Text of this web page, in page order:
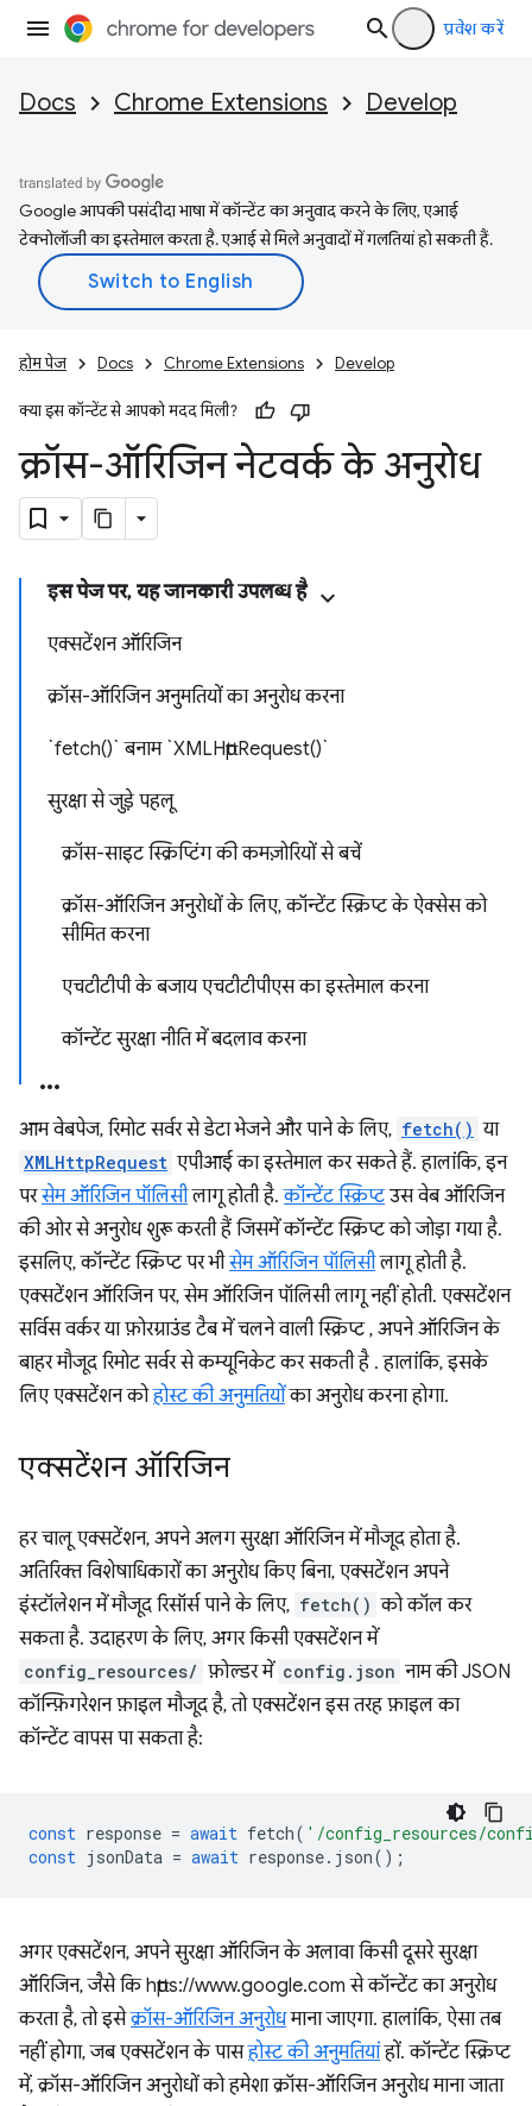
प्रवेश करें
Docs Chrome Extensions Develop
Google आपकी पसंदीदा भाषा में कॉन्टेंट का अनुवाद करने के लिए, एआई
टेक्नोलॉजी का इस्तेमाल करता है. एआई से मिले अनुवादों में गलतियां हो सकती हैं.
होम पेज Docs Chrome Extensions Develop
क्या इस कॉन्टेंट से आपको मदद मिली?
क्रॉस-ऑरिजिन नेटवर्क के अनुरोध
इस पेज पर, यह जानकारी उपलब्ध है
एक्सटेंशन ऑरिजिन
क्रॉस-ऑरिजिन अनुमतियों का अनुरोध करना
`fetch()` बनाम `XMLHttpRequest()`
सुरक्षा से जुड़े पहलू
क्रॉस-साइट स्क्रिप्टिंग की कमज़ोरियों से बचें
क्रॉस-ऑरिजिन अनुरोधों के लिए, कॉन्टेंट स्क्रिप्ट के ऐक्सेस को
सीमित करना
एचटीटीपी के बजाय एचटीटीपीएस का इस्तेमाल करना
कॉन्टेंट सुरक्षा नीति में बदलाव करना
आम वेबपेज, रिमोट सर्वर से डेटा भेजने और पाने के लिए, fetch() या
XMLHttpRequest एपीआई का इस्तेमाल कर सकते हैं. हालांकि, इन
परसेम ऑरिजिन पॉलिसीलागू होती है.कॉन्टेंट स्क्रिप्टउस वेब ऑरिजिन
की ओर से अनुरोध शुरू करती हैं जिसमें कॉन्टेंट स्क्रिप्ट को जोड़ा गया है.
इसलिए, कॉन्टेंट स्क्रिप्ट पर भीसेम ऑरिजिन पॉलिसीलागू होती है.
एक्सटेंशन ऑरिजिन पर, सेम ऑरिजिन पॉलिसी लागू नहीं होती. एक्सटेंशन
सर्विस वर्कर या फ़ोरग्राउंड टैब में चलने वाली स्क्रिप्ट , अपने ऑरिजिन के
बाहर मौजूद रिमोट सर्वर से कम्यूनिकेट कर सकती है . हालांकि, इसके
लिए एक्सटेंशन कोहोस्ट की अनुमतियोंका अनुरोध करना होगा.
एक्सटेंशन ऑरिजिन
हर चालू एक्सटेंशन, अपने अलग सुरक्षा ऑरिजिन में मौजूद होता है.
अतिरिक्त विशेषाधिकारों का अनुरोध किए बिना, एक्सटेंशन अपने
इंस्टॉलेशन में मौजूद रिसॉर्स पाने के लिए, fetch() को कॉल कर
सकता है. उदाहरण के लिए, अगर किसी एक्सटेंशन में
config_resources/ फ़ोल्डर में config.json नाम की JSON
कॉन्फ़िगरेशन फ़ाइल मौजूद है, तो एक्सटेंशन इस तरह फ़ाइल का
कॉन्टेंट वापस पा सकता है:
const response = await fetch( '/config_resources/
const jsonData = await response. json();
अगर एक्सटेंशन, अपने सुरक्षा ऑरिजिन के अलावा किसी दूसरे सुरक्षा
ऑरिजिन, जैसे कि https://www.google.com से कॉन्टेंट का अनुरोध
करता है, तो इसेक्रॉस-ऑरिजिन अनुरोधमाना जाएगा. हालांकि, ऐसा तब
नहीं होगा, जब एक्सटेंशन के पासहोस्ट की अनुमतियांहों. कॉन्टेंट स्क्रिप्ट
में, क्रॉस-ऑरिजिन अनुरोधों को हमेशा क्रॉस-ऑरिजिन अनुरोध माना जाता